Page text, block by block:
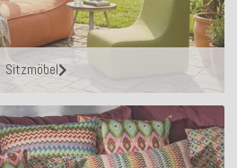
Sitzmöbel